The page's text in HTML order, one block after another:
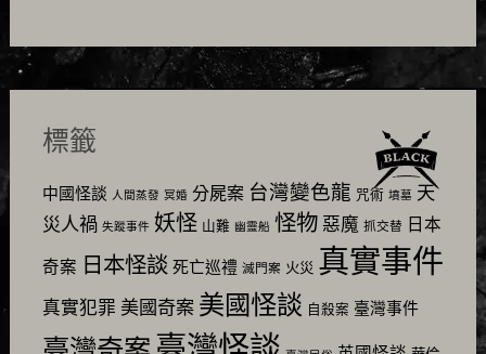
標籤
中國怪談 人間蒸發 冥婚 分屍案 台灣變色龍 咒術 墳墓 天
災人禍 失蹤事件 妖怪 山難 幽靈船 怪物 惡魔 抓交替 日本
奇案 日本怪談 死亡巡禮 滅門案 火災 真實事件
真實犯罪 美國奇案 美國怪談 自殺案 臺灣事件